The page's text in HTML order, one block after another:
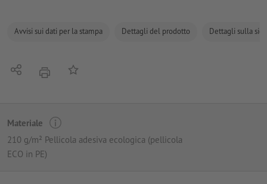
Avvisi sui dati per la stampa Dettagli del prodotto Dettagli sulla
Condividistamparealla lista preferiti
Materiale
210 g/m² Pellicola adesiva ecologica (pellicola
ECO in PE)